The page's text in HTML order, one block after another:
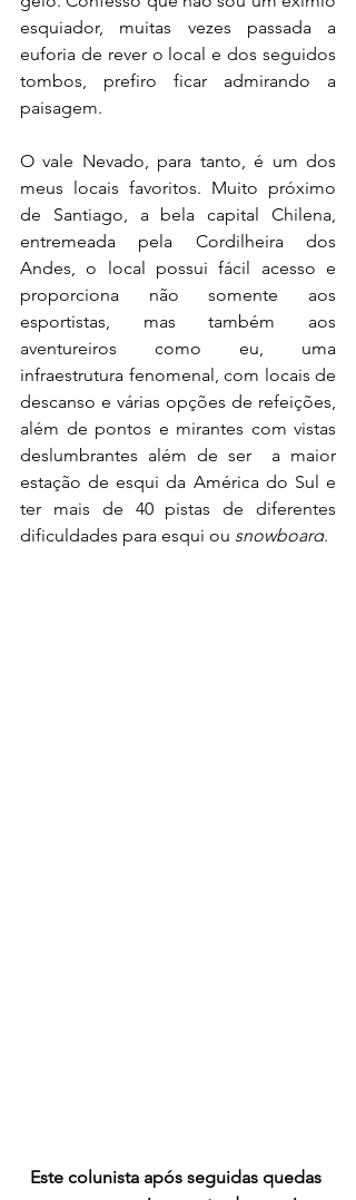
esquiador, muitas vezes passada a
euforia de rever o local e dos seguidos
tombos, prefiro ficar admirando a
paisagem.
O vale Nevado, para tanto, é um dos
meus locais favoritos. Muito próximo
de Santiago, a bela capital Chilena,
entremeada pela Cordilheira dos
Andes, o local possui fácil acesso e
proporciona não somente aos
esportistas, mas também aos
aventureiros como eu, uma
infraestrutura fenomenal, com locais de
descanso e várias opções de refeições,
além de pontos e mirantes com vistas
deslumbrantes além de ser
a maior
estação de esqui da América do Sul e
ter mais de 40 pistas de diferentes
dificuldades para esqui ou snowboard.
Este colunista após seguidas quedas